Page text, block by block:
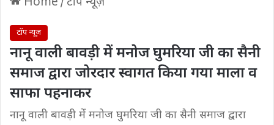
टॉप न्यूज़
नानू वाली बावड़ी में मनोज घुमरिया जी का सैनी
समाज द्वारा जोरदार स्वागत किया गया माला व
साफा पहनाकर
नानू वाली बावड़ी में मनोज घुमरिया जी का सैनी समाज द्वारा